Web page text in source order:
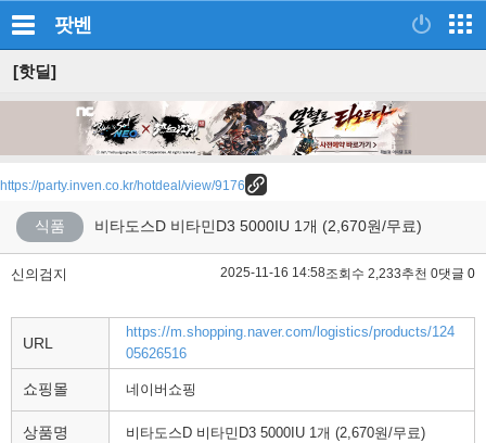
팟벤
[핫딜]
https://party.inven.co.kr/hotdeal/view/9176
식품 비타도스D 비타민D3 5000IU 1개 (2,670원/무료)
신의검지 2025-11-16 14:58조회수 2,233추천 0댓글 0
URL
https://m.shopping.naver.com/logistics/products/124
05626516
쇼핑몰 네이버쇼핑
상품명 비타도스D 비타민D3 5000IU 1개 (2,670원/무료)